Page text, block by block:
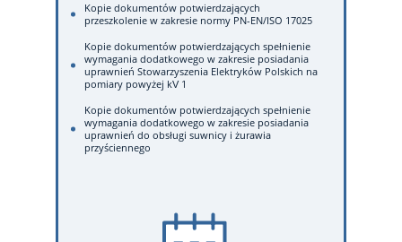
Kopie dokumentów potwierdzających
przeszkolenie w zakresie normy PN-EN/ISO 17025
Kopie dokumentów potwierdzających spełnienie
wymagania dodatkowego w zakresie posiadania
uprawnień Stowarzyszenia Elektryków Polskich na
pomiary powyżej kV 1
Kopie dokumentów potwierdzających spełnienie
wymagania dodatkowego w zakresie posiadania
uprawnień do obsługi suwnicy i żurawia
przyściennego